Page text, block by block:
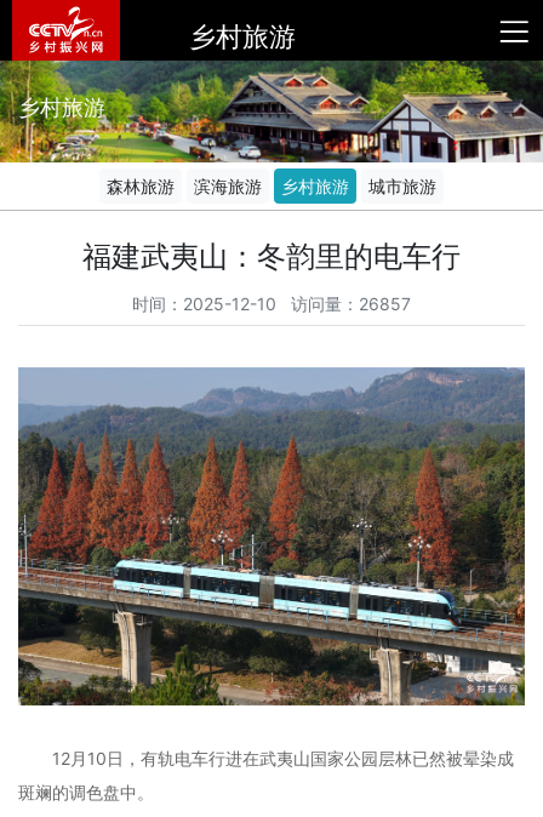
乡村旅游
乡村旅游
森林旅游 滨海旅游 乡村旅游 城市旅游
福建武夷山：冬韵里的电车行
时间：2025-12-10 访问量：26857
12月10日，有轨电车行进在武夷山国家公园层林已然被晕染成
斑斓的调色盘中。